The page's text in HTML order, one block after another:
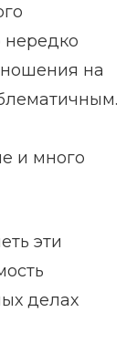
нередко
на
и много
эти
делах